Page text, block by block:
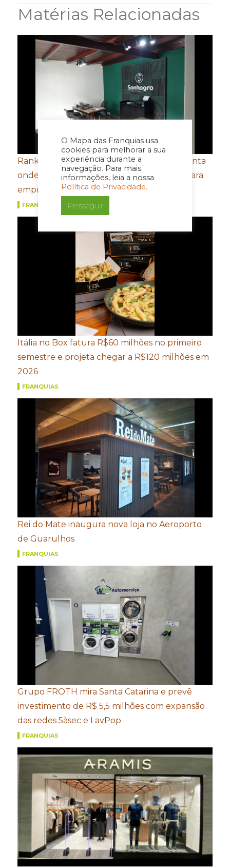
O Mapa das Franquias usa
cookies para melhorar a sua
experiência durante a
navegação. Para mais
informações, leia a nossa
Política de Privacidade.
Prosseguir
Matérias Relacionadas
Ranking das cidades mais ricas do agro aponta
onde estarão as próximas oportunidades para
empreender
FRANQUIAS
Itália no Box fatura R$60 milhões no primeiro
semestre e projeta chegar a R$120 milhões em
2026
FRANQUIAS
Rei do Mate inaugura nova loja no Aeroporto
de Guarulhos
FRANQUIAS
Grupo FROTH mira Santa Catarina e prevê
investimento de R$ 5,5 milhões com expansão
das redes 5àsec e LavPop
FRANQUIAS